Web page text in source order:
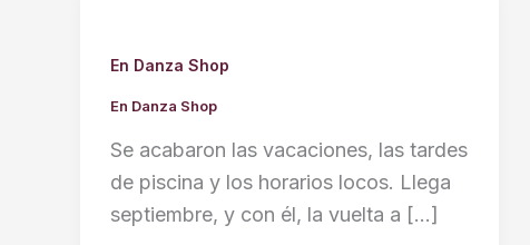
En Danza Shop
En Danza Shop
Se acabaron las vacaciones, las tardes
de piscina y los horarios locos. Llega
septiembre, y con él, la vuelta a […]